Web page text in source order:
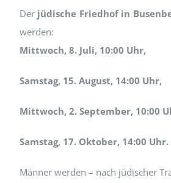
Der jüdische Friedhof in
werden:
Mittwoch, 8. Juli, 10:00 Uhr,
Samstag, 15. August, 14:00 Uhr,
Mittwoch, 2. September, 10:00
Samstag, 17. Oktober, 14:00 Uhr.
Männer werden – nach jüdischer